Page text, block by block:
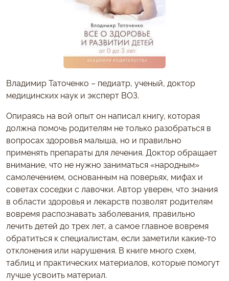
Владимир Таточенко – педиатр, ученый, доктор
медицинских наук и эксперт ВОЗ.
Опираясь на вой опыт он написал книгу, которая
должна помочь родителям не только разобраться в
вопросах здоровья малыша, но и правильно
применять препараты для лечения. Доктор обращает
внимание, что не нужно заниматься «народным»
самолечением, основанным на поверьях, мифах и
советах соседки с лавочки. Автор уверен, что знания
в области здоровья и лекарств позволят родителям
вовремя распознавать заболевания, правильно
лечить детей до трех лет, а самое главное вовремя
обратиться к специалистам, если заметили какие-то
отклонения или нарушения. В книге много схем,
таблиц и практических материалов, которые помогут
лучше усвоить материал.